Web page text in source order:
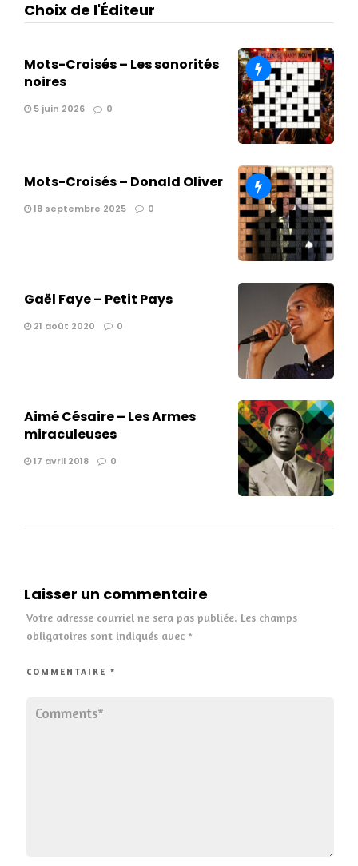
Choix de l'Éditeur
Mots-Croisés – Les sonorités
noires
5 juin 2026 0
Mots-Croisés – Donald Oliver
18 septembre 2025 0
Gaël Faye – Petit Pays
21 août 2020 0
Aimé Césaire – Les Armes
miraculeuses
17 avril 2018 0
Laisser un commentaire
Votre adresse courriel ne sera pas publiée. Les champs
obligatoires sont indiqués avec *
COMMENTAIRE *